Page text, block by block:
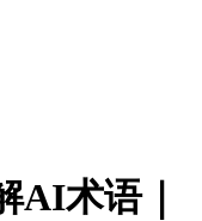
术语｜